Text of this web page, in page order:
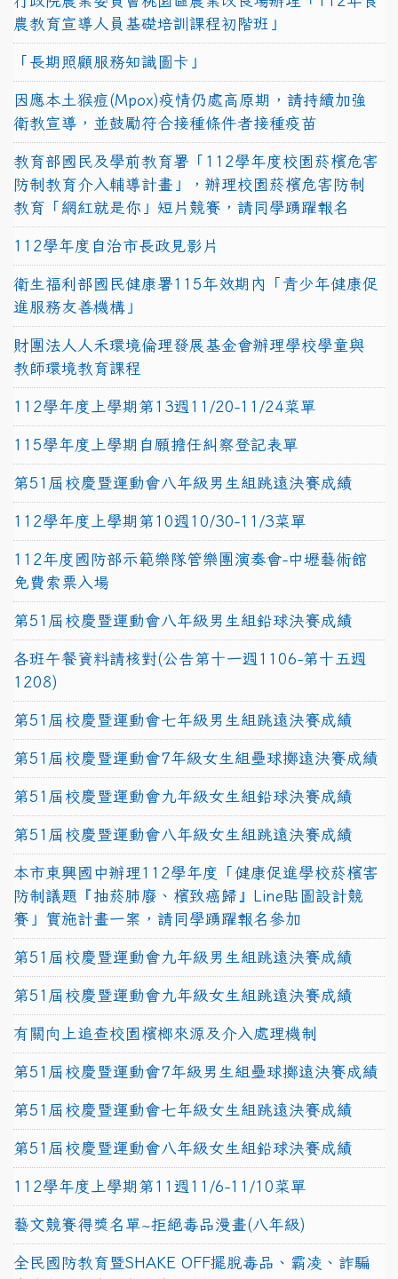
農教育宣導人員基礎培訓課程初階班」
「長期照顧服務知識圖卡」
因應本土猴痘(Mpox)疫情仍處高原期，請持續加強
衛教宣導，並鼓勵符合接種條件者接種疫苗
教育部國民及學前教育署「112學年度校園菸檳危害
防制教育介入輔導計畫」，辦理校園菸檳危害防制
教育「網紅就是你」短片競賽，請同學踴躍報名
112學年度自治市長政見影片
衛生福利部國民健康署115年效期內「青少年健康促
進服務友善機構」
財團法人人禾環境倫理發展基金會辦理學校學童與
教師環境教育課程
112學年度上學期第13週11/20-11/24菜單
115學年度上學期自願擔任糾察登記表單
第51屆校慶暨運動會八年級男生組跳遠決賽成績
112學年度上學期第10週10/30-11/3菜單
112年度國防部示範樂隊管樂團演奏會-中壢藝術館
免費索票入場
第51屆校慶暨運動會八年級男生組鉛球決賽成績
各班午餐資料請核對(公告第十一週1106-第十五週
1208)
第51屆校慶暨運動會七年級男生組跳遠決賽成績
第51屆校慶暨運動會7年級女生組壘球擲遠決賽成績
第51屆校慶暨運動會九年級女生組鉛球決賽成績
第51屆校慶暨運動會八年級女生組跳遠決賽成績
本市東興國中辦理112學年度「健康促進學校菸檳害
防制議題『抽菸肺廢、檳致癌歸』Line貼圖設計競
賽」實施計畫一案，請同學踴躍報名參加
第51屆校慶暨運動會九年級男生組跳遠決賽成績
第51屆校慶暨運動會九年級女生組跳遠決賽成績
有關向上追查校園檳榔來源及介入處理機制
第51屆校慶暨運動會7年級男生組壘球擲遠決賽成績
第51屆校慶暨運動會七年級女生組跳遠決賽成績
第51屆校慶暨運動會八年級女生組鉛球決賽成績
112學年度上學期第11週11/6-11/10菜單
藝文競賽得獎名單~拒絕毒品漫畫(八年級)
全民國防教育暨SHAKE OFF擺脫毒品、霸凌、詐騙